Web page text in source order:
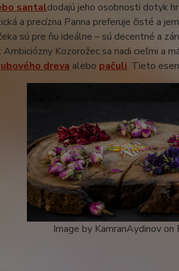
santaldodajú jeho osobnosti dotyk
a precízna Panna preferuje čisté a
sú pre ňu ideálne – sú decentné a
Kozorožec sa riadi cieľmi a
dreva alebo pačuli. Tieto
Image by KamranAydinov on